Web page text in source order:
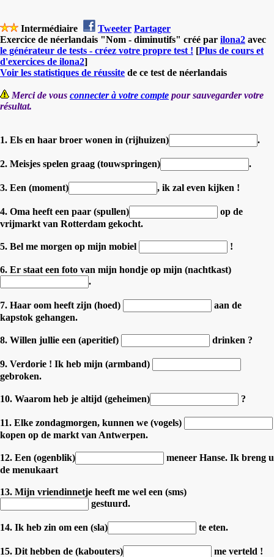
Intermédiaire Tweeter Partager
Exercice de néerlandais "Nom - diminutifs" créé par ilona2 avec
le générateur de tests - créez votre propre test ! [Plus de cours et
d'exercices de ilona2]
Voir les statistiques de réussite de ce test de néerlandais
Merci de vous connecter à votre compte pour sauvegarder votre
résultat.
1. Els en haar broer wonen in (rijhuizen) .
2. Meisjes spelen graag (touwspringen) .
3. Een (moment) , ik zal even kijken !
4. Oma heeft een paar (spullen)
op de
vrijmarkt van Rotterdam gekocht.
5. Bel me morgen op mijn mobiel !
6. Er staat een foto van mijn hondje op mijn (nachtkast)
.
7. Haar oom heeft zijn (hoed)
aan de
kapstok gehangen.
8. Willen jullie een (aperitief) drinken ?
9. Verdorie ! Ik heb mijn (armband)
gebroken.
10. Waarom heb je altijd (geheimen) ?
11. Elke zondagmorgen, kunnen we (vogels)
kopen op de markt van Antwerpen.
12. Een (ogenblik)
meneer Hanse. Ik breng u
de menukaart
13. Mijn vriendinnetje heeft me wel een (sms)
gestuurd.
14. Ik heb zin om een (sla) te eten.
15. Dit hebben de (kabouters) me verteld !